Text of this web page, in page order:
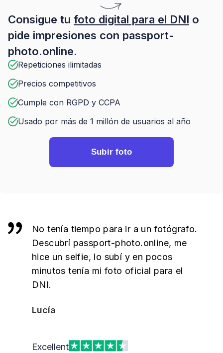
Consigue tu foto digital para el DNI o
pide impresiones con passport-
photo.online.
Repeticiones ilimitadas
Precios competitivos
Cumple con RGPD y CCPA
Usado por más de 1 millón de usuarios al año
Subir foto
No tenía tiempo para ir a un fotógrafo.
Descubrí passport-photo.online, me
hice un selfie, lo subí y en pocos
minutos tenía mi foto oficial para el
DNI.
Lucía
Excellent